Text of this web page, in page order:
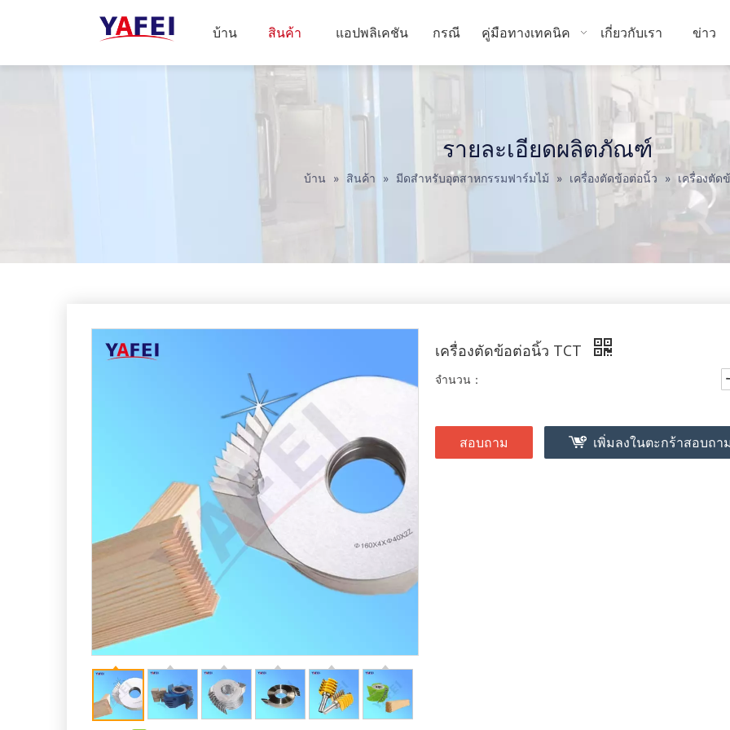
บ้าน สินค้า แอปพลิเคชัน กรณี คู่มือทางเทคนิค เกี่ยวกับเรา ข่าว
รายละเอียดผลิตภัณฑ์
บ้าน » สินค้า » มีดสำหรับอุตสาหกรรมฟาร์มไม้ » เครื่องตัดข้อต่อนิ้ว » เครื่องตัด
เครื่องตัดข้อต่อนิ้ว TCT
จำนวน：
สอบถาม เพิ่มลงในตะกร้าสอบถา